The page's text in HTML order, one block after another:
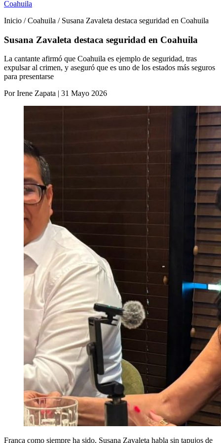
Coahuila
Inicio / Coahuila / Susana Zavaleta destaca seguridad en Coahuila
Susana Zavaleta destaca seguridad en Coahuila
La cantante afirmó que Coahuila es ejemplo de seguridad, tras
expulsar al crimen, y aseguró que es uno de los estados más seguros
para presentarse
Por Irene Zapata | 31 Mayo 2026
Franca como siempre ha sido, Susana Zavaleta habla sin tapujos de